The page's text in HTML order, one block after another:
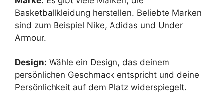
Basketballkleidung herstellen. Beliebte Marken
sind zum Beispiel Nike, Adidas und Under
Armour.
Design: Wähle ein Design, das deinem
persönlichen Geschmack entspricht und deine
Persönlichkeit auf dem Platz widerspiegelt.